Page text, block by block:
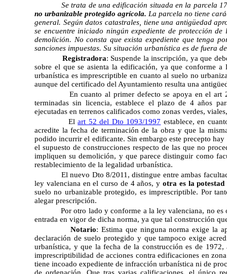
Se trata de una edificación situada en la parcela
no urbanizable protegido agrícola. La parcela no tiene
general. Según datos catastrales, tiene una antigüedad
se encuentre iniciado ningún expediente de protección
demolición. No consta que exista expediente que tenga
sanciones impuestas. Su situación urbanística es de fuera de
Registradora: Suspende la inscripción, ya que
sobre el que se asienta la edificación, ya que conforme
urbanística es imprescriptible en cuanto al suelo no
aunque del certificado del Ayuntamiento resulta una
En cuanto al primer defecto se apoya en el art 224
terminadas sin licencia, establece el plazo de 4 años
ejecutadas en terrenos calificados como zonas verdes,
Elart 52 del Dto 1093/1997 establece, en
acredite la fecha de terminación de la obra y que la
podido incurrir el edificante. Sin embargo este precepto
el supuesto de construcciones respecto de las que no
impliquen su demolición, y que parece distinguir como
restablecimiento de la legalidad urbanística.
El nuevo Dto 8/2011, distingue entre ambas
ley valenciana en el curso de 4 años, y otra es la
suelo no urbanizable protegido, es imprescriptible. Por
alegar prescripción.
Por otro lado y conforme a la ley valenciana, no es
entrada en vigor de dicha norma, ya que tal construcción
Notario: Estima que ninguna norma exige la
declaración de suelo protegido y que tampoco exige
urbanística, y que la fecha de la construcción es de
imprescriptibilidad de acciones contra edificaciones en
tiene incoado expediente de infracción urbanística ni de